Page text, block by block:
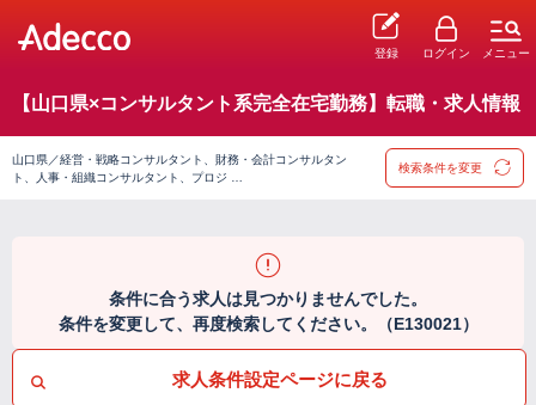
登録 ログイン メニュー
【山口県×コンサルタント系完全在宅勤務】転職・求人情報
山口県／経営・戦略コンサルタント、財務・会計コンサルタン
ト、人事・組織コンサルタント、プロジ …
検索条件を変更
条件に合う求人は見つかりませんでした。
条件を変更して、再度検索してください。（E130021）
求人条件設定ページに戻る